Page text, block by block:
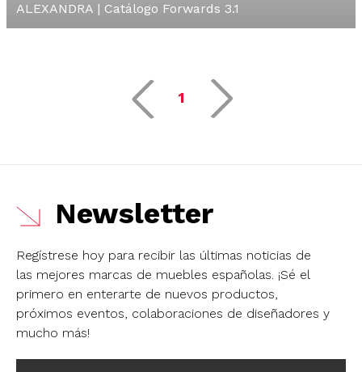
ALEXANDRA | Catálogo Forwards 3.1
1
Newsletter
Regístrese hoy para recibir las últimas noticias de
las mejores marcas de muebles españolas. ¡Sé el
primero en enterarte de nuevos productos,
próximos eventos, colaboraciones de diseñadores y
mucho más!